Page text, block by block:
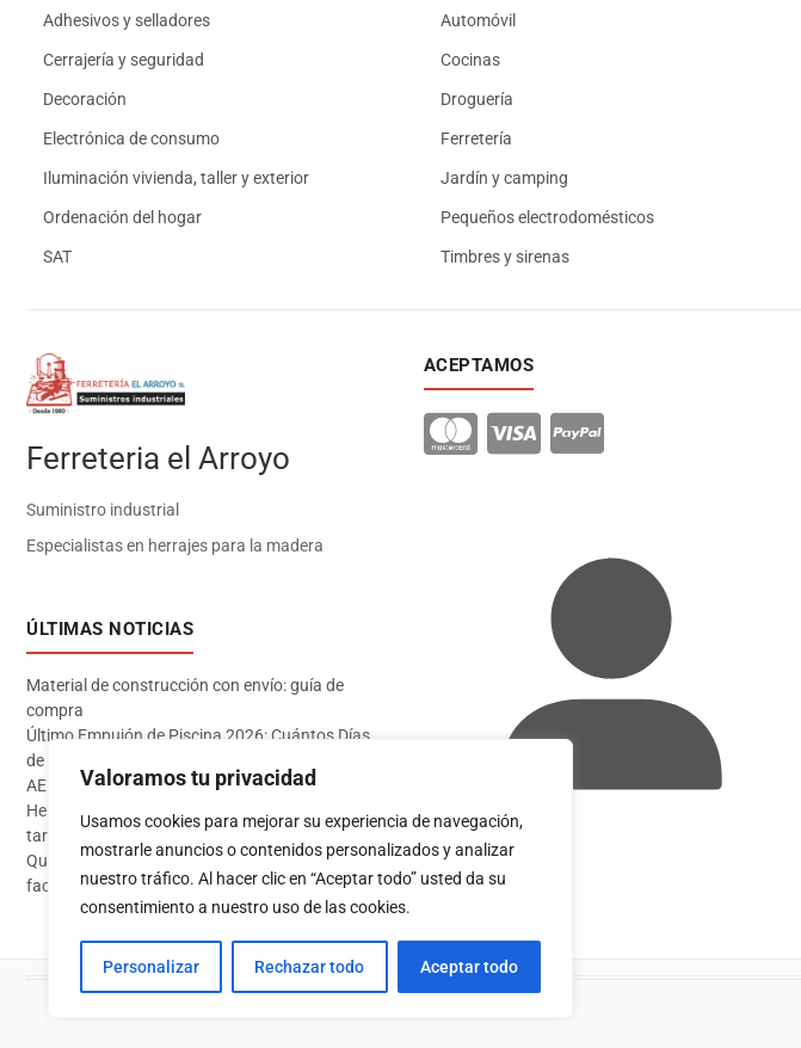
Valoramos tu privacidad
Usamos cookies para mejorar su experiencia de navegación,
mostrarle anuncios o contenidos personalizados y analizar
nuestro tráfico. Al hacer clic en “Aceptar todo” usted da su
consentimiento a nuestro uso de las cookies.
Personalizar Rechazar todo Aceptar todo
Adhesivos y selladores Automóvil
Cerrajería y seguridad Cocinas
Decoración Droguería
Electrónica de consumo Ferretería
Iluminación vivienda, taller y exterior Jardín y camping
Ordenación del hogar Pequeños electrodomésticos
SAT Timbres y sirenas
Ferreteria el Arroyo
Suministro industrial
Especialistas en herrajes para la madera
ÚLTIMAS NOTICIAS
Material de construcción con envío: guía de
compra
Último Empujón de Piscina 2026: Cuántos Días
de Baño te Quedan en Madrid Sur (Datos
AEMET)
Herramientas imprescindibles para instalar
tarima flotante
Qué pintura usar en exterior: guía completa para
fachadas 2026
ACEPTAMOS
Acceder